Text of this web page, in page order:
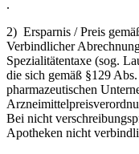
.
2) Ersparnis / Preis
Verbindlicher
Spezialitätentaxe (sog.
die sich gemäß §129
pharmazeutischen
Bei nicht
Apotheken nicht